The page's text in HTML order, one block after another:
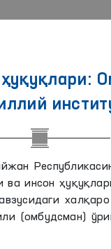
инсон
(омбудсман)